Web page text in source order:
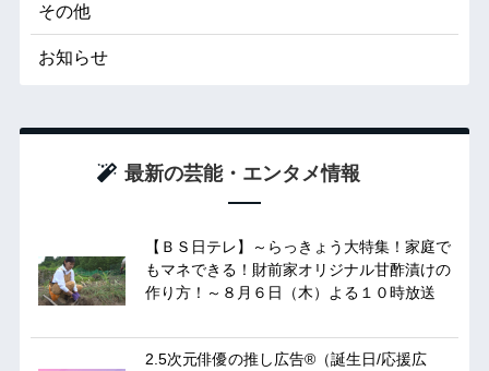
その他
お知らせ
最新の芸能・エンタメ情報
【ＢＳ日テレ】～らっきょう大特集！家庭で
もマネできる！財前家オリジナル甘酢漬けの
作り方！～８月６日（木）よる１０時放送
2.5次元俳優の推し広告®︎（誕生日/応援広